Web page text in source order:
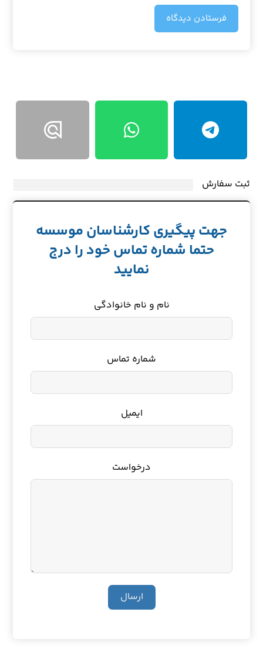
فرستادن دیدگاه
ثبت سفارش
جهت پیگیری کارشناسان موسسه
حتما شماره تماس خود را درج
نمایید
نام و نام خانوادگی
شماره تماس
ایمیل
درخواست
ارسال